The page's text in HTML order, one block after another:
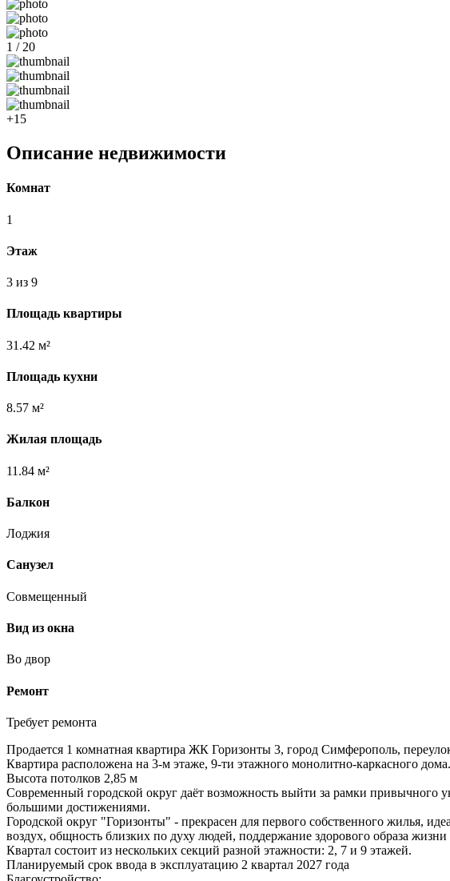
1 / 20
+15
Описание недвижимости
Комнат
1
Этаж
3 из 9
Площадь квартиры
31.42 м²
Площадь кухни
8.57 м²
Жилая площадь
11.84 м²
Балкон
Лоджия
Санузел
Совмещенный
Вид из окна
Во двор
Ремонт
Требует ремонта
Продается 1 комнатная квартира ЖК Горизонты 3, город Симферополь,
Квартира расположена на 3-м этаже, 9-ти этажного монолитно-каркасного
Высота потолков 2,85 м
Современный городской округ даёт возможность выйти за рамки привычного
большими достижениями.
Городской округ "Горизонты" - прекрасен для первого собственного жилья,
воздух, общность близких по духу людей, поддержание здорового образа
Квартал состоит из нескольких секций разной этажности: 2, 7 и 9 этажей.
Планируемый срок ввода в эксплуатацию 2 квартал 2027 года